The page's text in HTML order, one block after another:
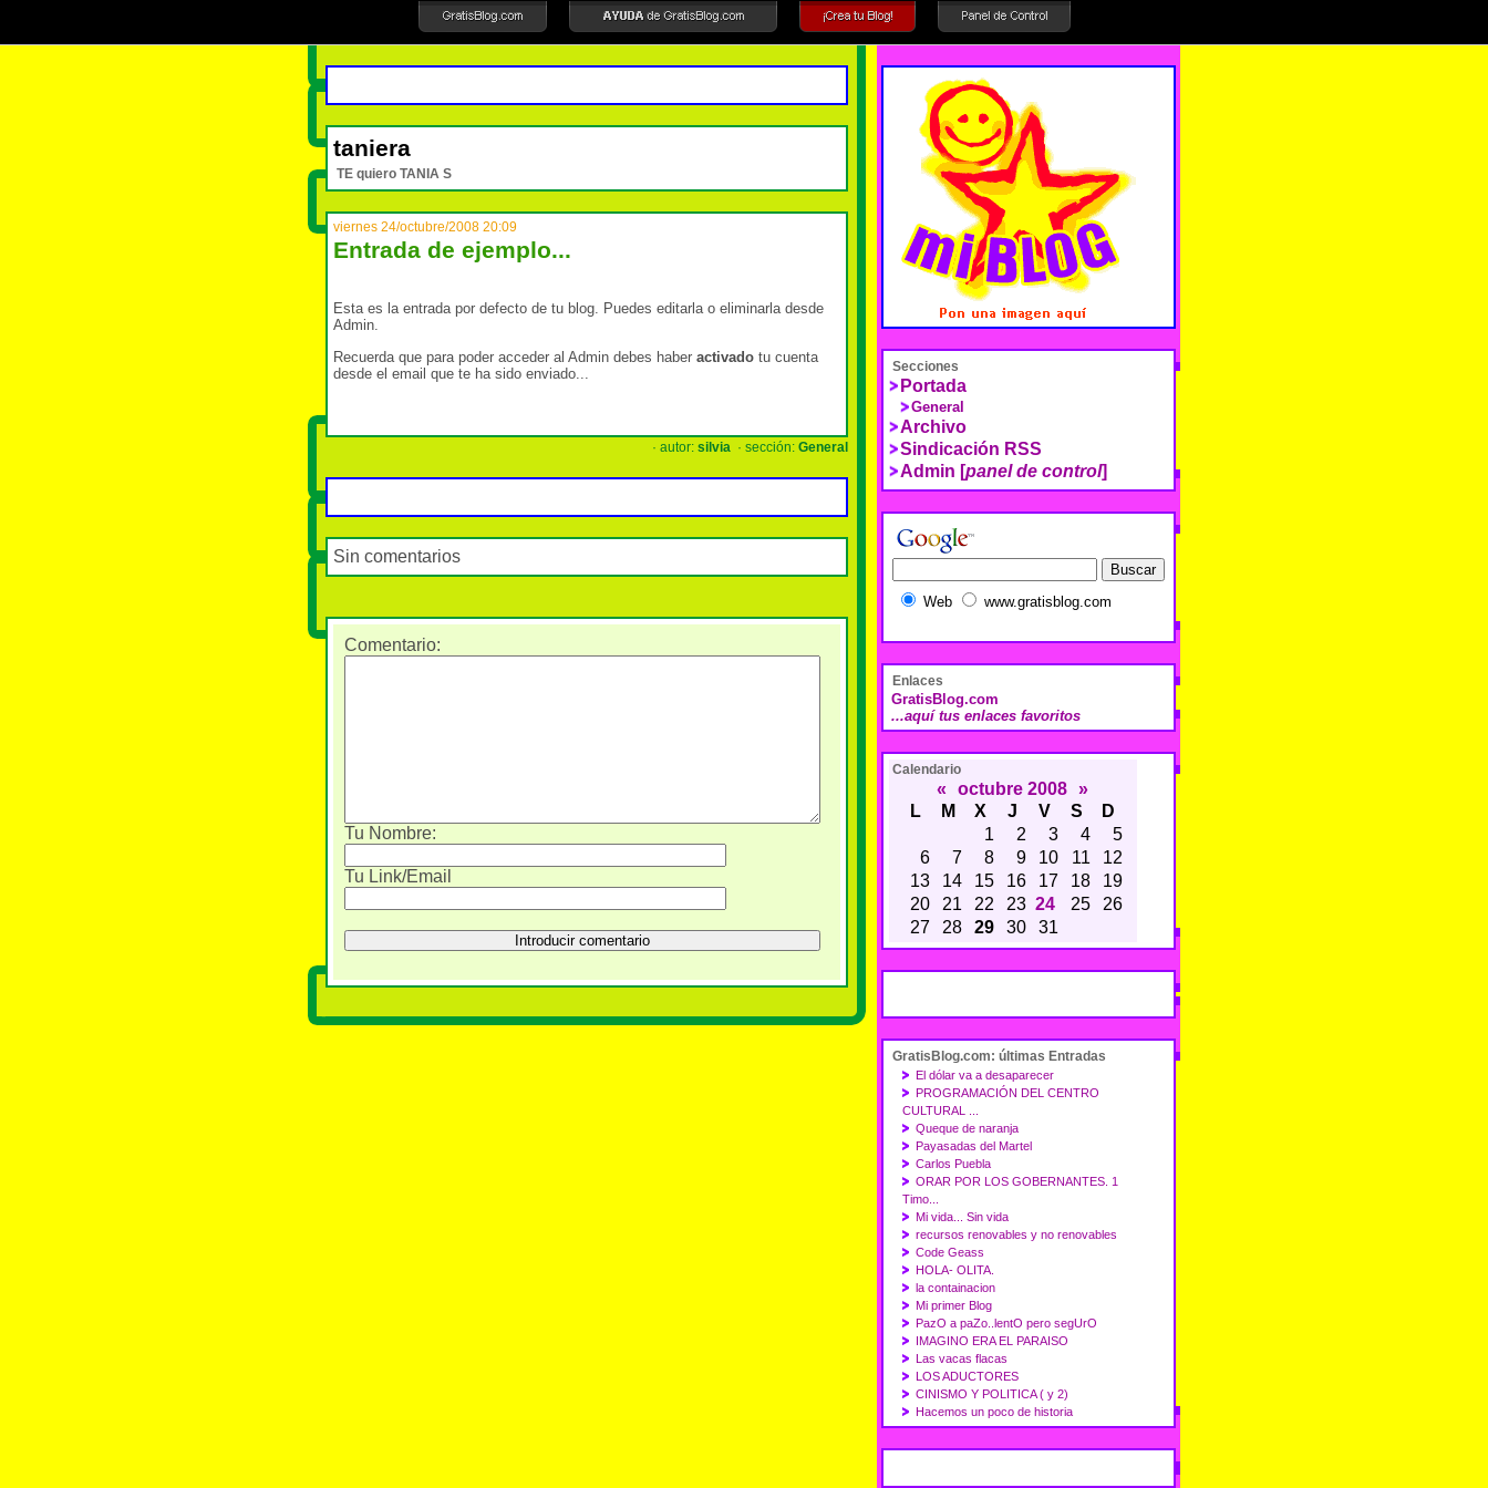
taniera
TE quiero TANIA S
viernes 24/octubre/2008 20:09
Entrada de ejemplo...
Esta es la entrada por defecto de tu blog. Puedes editarla o eliminarla desde
Admin.
Recuerda que para poder acceder al Admin debes haber activado tu cuenta
desde el email que te ha sido enviado...
· autor: silvia · sección: General
Sin comentarios
Comentario:
Tu Nombre:
Tu Link/Email
Secciones
Portada
General
Archivo
Sindicación RSS
Admin [panel de control]
Web www.gratisblog.com
Enlaces
GratisBlog.com
...aquí tus enlaces favoritos
Calendario
« octubre 2008
»
L
M X J V S
D
1
2 3 4
5
6
7 8 9 10 11
12
13
14 15 16 17 18
19
20
21 22 23 24 25
26
27
28 29 30 31
GratisBlog.com: últimas Entradas
El dólar va a desaparecer
PROGRAMACIÓN DEL CENTRO
CULTURAL ...
Queque de naranja
Payasadas del Martel
Carlos Puebla
ORAR POR LOS GOBERNANTES. 1
Timo...
Mi vida... Sin vida
recursos renovables y no renovables
Code Geass
HOLA- OLITA.
la containacion
Mi primer Blog
PazO a paZo..lentO pero segUrO
IMAGINO ERA EL PARAISO
Las vacas flacas
LOS ADUCTORES
CINISMO Y POLITICA ( y 2)
Hacemos un poco de historia